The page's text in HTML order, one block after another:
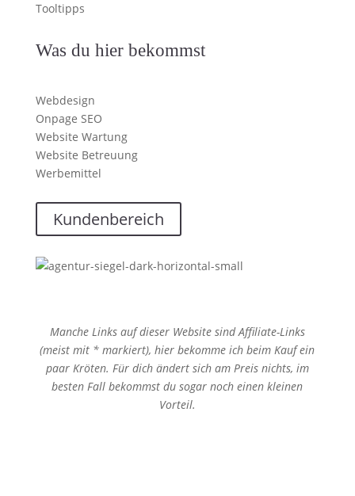
Tooltipps
Was du hier bekommst
Webdesign
Onpage SEO
Website Wartung
Website Betreuung
Werbemittel
Kundenbereich
Manche Links auf dieser Website sind Affiliate-Links
(meist mit * markiert), hier bekomme ich beim Kauf ein
paar Kröten. Für dich ändert sich am Preis nichts, im
besten Fall bekommst du sogar noch einen kleinen
Vorteil.